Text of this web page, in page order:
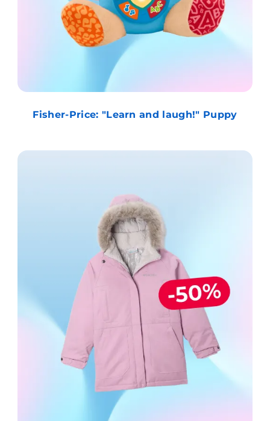
Fisher-Price: "Learn and laugh!" Puppy